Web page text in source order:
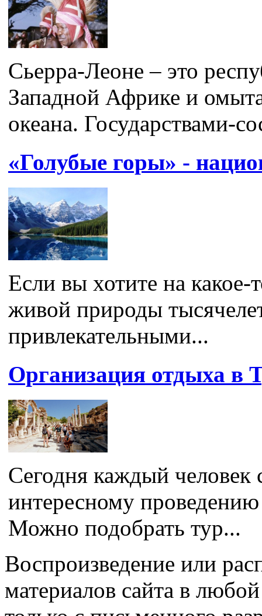
Сьерра-Леоне – это
Западной Африке и
океана. Государствами-
«Голубые горы» -
Если вы хотите на
живой природы
привлекательными...
Организация отдыха в
Сегодня каждый человек
интересному
Можно подобрать тур...
Воспроизведение или
материалов сайта в